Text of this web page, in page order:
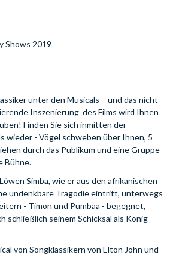
unter den Musicals – und das nicht
Inszenierung des Films wird Ihnen
Finden Sie sich inmitten der
wieder - Vögel schweben über Ihnen, 5
durch das Publikum und eine Gruppe
Bühne.
Simba, wie er aus den afrikanischen
undenkbare Tragödie eintritt, unterwegs
- Timon und Pumbaa - begegnet,
schließlich seinem Schicksal als König
von Songklassikern von Elton John und